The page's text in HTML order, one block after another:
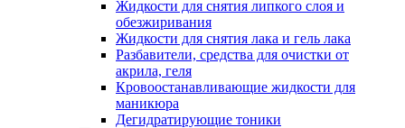
Жидкости для снятия липкого слоя и
обезжиривания
Жидкости для снятия лака и гель лака
Разбавители, средства для очистки от
акрила, геля
Кровоостанавливающие жидкости для
маникюра
Дегидратирующие тоники